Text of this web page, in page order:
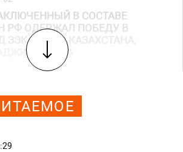
В СОСТАВЕ
РФ ОДЕРЖАЛ ПОБЕДУ В
ЗЭКАМИ ИЗ КАЗАХСТАНА,